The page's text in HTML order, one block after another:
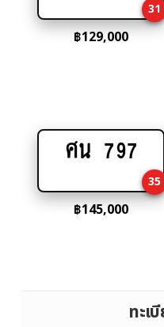
cart
31
฿129,000
Add
cart
ศน 797
35
฿145,000
ทะเ